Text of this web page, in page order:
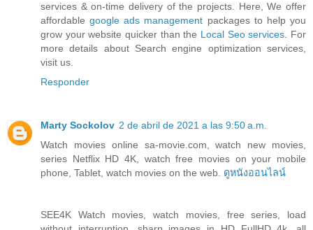
services & on-time delivery of the projects. Here, We offer
affordablegoogle ads management packages to help you
grow your website quicker than the Local Seo services. For
more details about Search engine optimization services,
visit us.
Responder
Marty Sockolov 2 de abril de 2021 a las 9:50 a.m.
Watch movies online sa-movie.com, watch new movies,
series Netflix HD 4K, watch free movies on your mobile
phone, Tablet, watch movies on the web. ดูหนังออนไลน์
SEE4K Watch movies, watch movies, free series, load